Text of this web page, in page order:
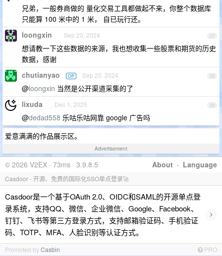
兄弟，一般券商做的 量化交易工具都做起不来，你整个数据库
只能算 100 米中的 1 米， 自已玩行还。
27
loongxin Sep 20, 2024
想请教一下这些数据的来源，我也想收集一些股票和期货的历史
数据，感谢
28
chutianyao OP Sep 20, 2024
@loongxin 当然是公开渠道采集的了
29
lixuda Dec 1, 2025
@dedad558 乐咕乐咕网靠 google 广告吗
爱意满满的作品展示区。
Advertisement
About · Language
© 2026 V2EX · 73ms · 3.9.8.5
Casdoor - 开源、免费的国际化SSO单点登录🚀
Casdoor是一个基于OAuth 2.0、OIDC和SAML的开源单点登
录系统，支持QQ、微信、企业微信、Google、Facebook、
钉钉、飞书等第三方登录方式，支持邮箱验证码、手机验证
码、TOTP、MFA、人脸识别等认证方式。
›
Promoted byCasbin PRO